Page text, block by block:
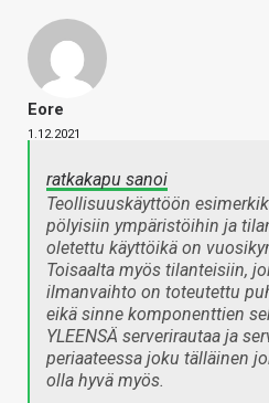
Eore
1.12.2021
ratkakapu sanoi
Teollisuuskäyttöön
pölyisiin ympäristöihin ja
oletettu käyttöikä on
Toisaalta myös tilanteisiin,
ilmanvaihto on toteutettu
eikä sinne komponenttien
YLEENSÄ serverirautaa ja
periaateessa joku tälläinen
olla hyvä myös.